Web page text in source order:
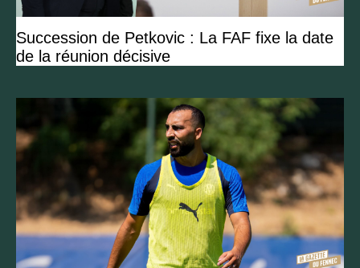
Succession de Petkovic : La FAF fixe la date
de la réunion décisive